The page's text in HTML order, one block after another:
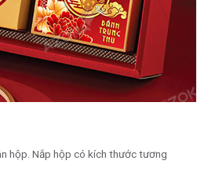
hộp. Nắp hộp có kích thước tương